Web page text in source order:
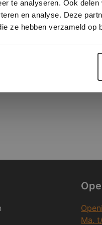
te analyseren. Ook
en analyse. Deze
ze hebben verzameld op
Ma.